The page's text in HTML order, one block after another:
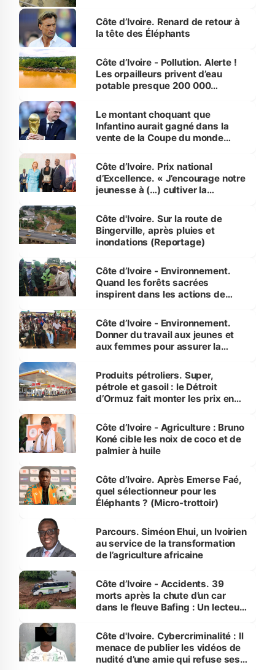
Côte d’Ivoire. Renard de retour à
la tête des Éléphants
Côte d’Ivoire - Pollution. Alerte !
Les orpailleurs privent d’eau
potable presque 200 000
Le montant choquant que
Infantino aurait gagné dans la
vente de la Coupe du monde
Côte d’Ivoire. Prix national
d’Excellence. « J’encourage notre
jeunesse à (…) cultiver la
(Alassane Ouattara
Côte d'Ivoire. Sur la route de
Bingerville, après pluies et
inondations (Reportage)
Côte d’Ivoire - Environnement.
Quand les forêts sacrées
inspirent dans les actions de
Côte d’Ivoire - Environnement.
Donner du travail aux jeunes et
aux femmes pour assurer la
menacées
Produits pétroliers. Super,
pétrole et gasoil : le Détroit
d’Ormuz fait monter les prix en
Côte d’Ivoire - Agriculture : Bruno
Koné cible les noix de coco et de
palmier à huile
Côte d’Ivoire. Après Emerse Faé,
quel sélectionneur pour les
Éléphants ? (Micro-trottoir)
Parcours. Siméon Ehui, un Ivoirien
au service de la transformation
de l’agriculture africaine
Côte d’Ivoire - Accidents. 39
morts après la chute d’un car
dans le fleuve Bafing : Un lecteur
des Transports
Côte d'Ivoire. Cybercriminalité : Il
menace de publier les vidéos de
nudité d’une amie qui refuse ses